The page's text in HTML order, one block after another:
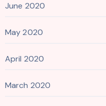
June 2020
May 2020
April 2020
March 2020